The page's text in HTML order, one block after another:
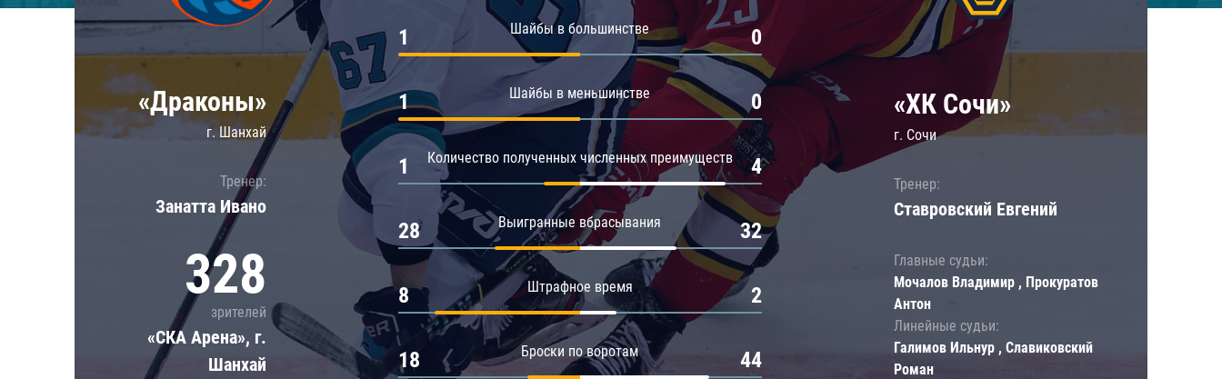
Локомотив
Шанхайские Драконы
Амур
Барыс
Салават Юлаев
«Драконы»
г. Шанхай
Тренер:
Занатта Иванo
328
зрителей
«СКА Арена», г.
Шанхай
Шайбы в большинстве
1 0
Шайбы в меньшинстве
1 0
Количество полученных численных преимуществ
1 4
Выигранные вбрасывания
28 32
Штрафное время
8 2
Броски по воротам
18 44
«ХК Сочи»
г. Сочи
Тренер:
Ставровский Евгений
Главные судьи:
Мочалов Владимир , Прокуратов
Антон
Линейные судьи:
Галимов Ильнур , Славиковский
Роман